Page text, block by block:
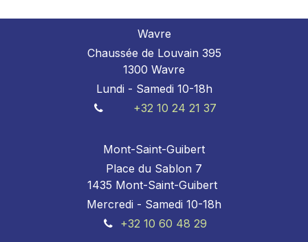
Wavre
Chaussée de Louvain 395
1300 Wavre
Lundi - Samedi 10-18h
+32 10 24 21 37
Mont-Saint-Guibert
Place du Sablon 7
1435 Mont-Saint-Guibert
Mercredi - Samedi 10-18h
+32 10 60 48 29